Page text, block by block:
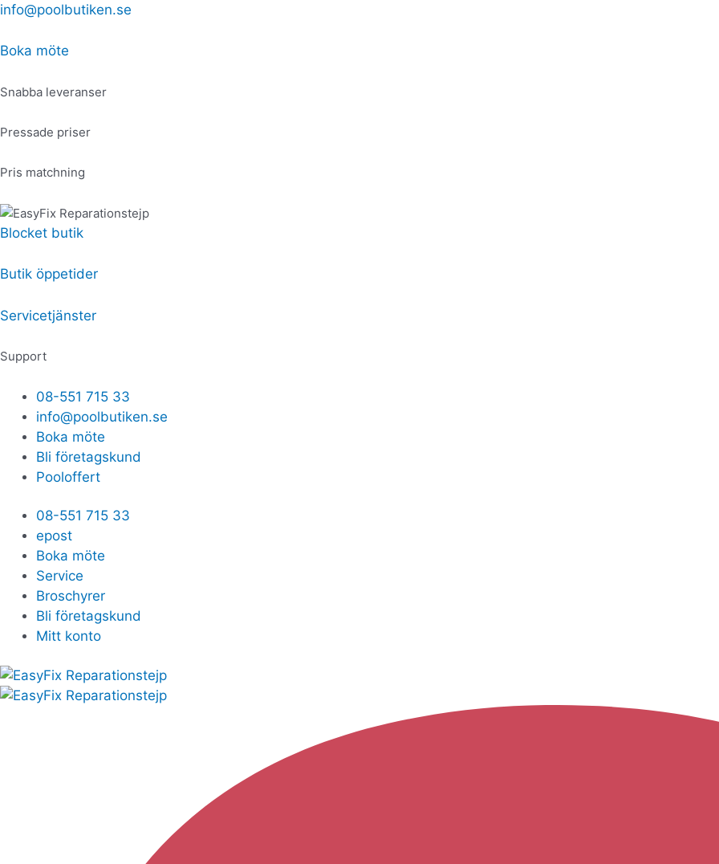
Hoppa
innehåll
info@poolbutiken.se
Boka möte
Snabba leveranser
Pressade priser
Pris matchning
Blocket butik
Butik öppetider
Servicetjänster
Support
08-551 715 33
info@poolbutiken.se
Boka möte
Bli företagskund
Pooloffert
08-551 715 33
epost
Boka möte
Service
Broschyrer
Bli företagskund
Mitt konto
Produktsökning
Produktsökning